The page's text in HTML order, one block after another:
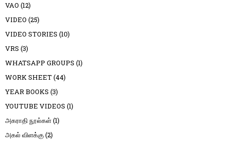
VAO (12)
VIDEO (25)
VIDEO STORIES (10)
VRS (3)
WHATSAPP GROUPS (1)
WORK SHEET(44)
YEAR BOOKS (3)
YOUTUBE VIDEOS (1)
அகராதி நூல்கள்(1)
அகல் விளக்கு(2)